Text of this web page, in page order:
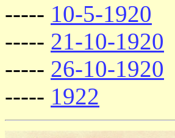
----- 10-5-1920
----- 21-10-1920
----- 26-10-1920
----- 1922